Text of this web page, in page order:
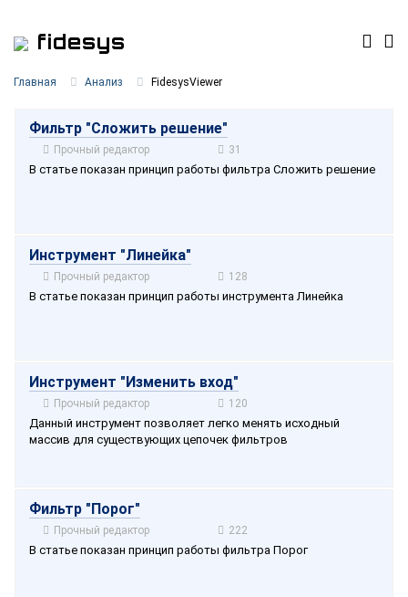
fidesys
Главная Анализ FidesysViewer
Фильтр "Сложить решение"
Прочный редактор 31
В статье показан принцип работы фильтра Сложить решение
Инструмент "Линейка"
Прочный редактор 128
В статье показан принцип работы инструмента Линейка
Инструмент "Изменить вход"
Прочный редактор 120
Данный инструмент позволяет легко менять исходный
массив для существующих цепочек фильтров
Фильтр "Порог"
Прочный редактор 222
В статье показан принцип работы фильтра Порог